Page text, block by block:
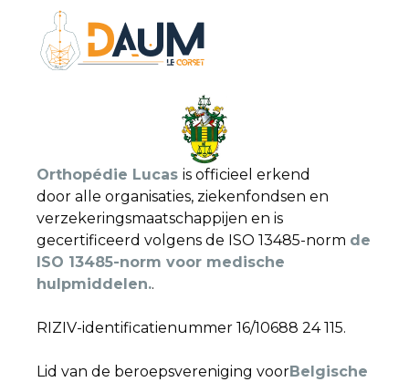
Orthopédie Lucas is officieel erkend
door alle organisaties, ziekenfondsen en
verzekeringsmaatschappijen en is
gecertificeerd volgens de ISO 13485-norm de
ISO 13485-norm voor medische
hulpmiddelen..
RIZIV-identificatienummer 16/10688 24 115.
Lid van de beroepsvereniging voorBelgische